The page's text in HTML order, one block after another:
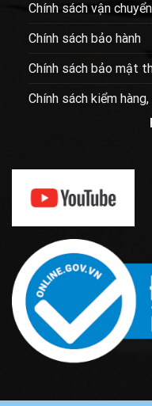
Chính sách vận
Chính sách bảo hành
Chính sách bảo mật
Chính sách kiểm